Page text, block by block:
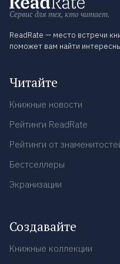
Сервис для тех, кто читает.
ReadRate — место встречи
поможет вам найти
Читайте
Книжные новости
Рейтинги ReadRate
Рейтинги от
Бестселлеры
Экранизации
Создавайте
Книжные коллекции